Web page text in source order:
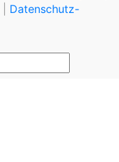
Datenschutz-